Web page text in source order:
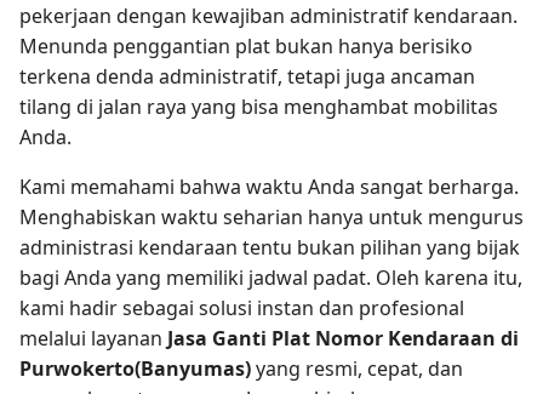
pekerjaan dengan kewajiban administratif kendaraan.
Menunda penggantian plat bukan hanya berisiko
terkena denda administratif, tetapi juga ancaman
tilang di jalan raya yang bisa menghambat mobilitas
Anda.
Kami memahami bahwa waktu Anda sangat berharga.
Menghabiskan waktu seharian hanya untuk mengurus
administrasi kendaraan tentu bukan pilihan yang bijak
bagi Anda yang memiliki jadwal padat. Oleh karena itu,
kami hadir sebagai solusi instan dan profesional
melalui layanan Jasa Ganti Plat Nomor Kendaraan di
Purwokerto(Banyumas)yang resmi, cepat, dan